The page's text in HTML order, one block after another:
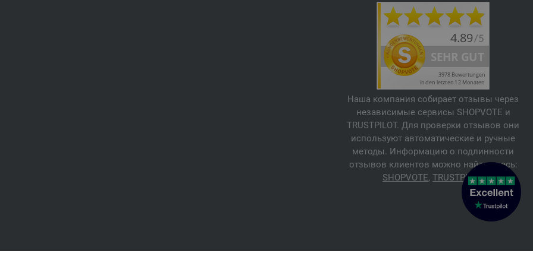
Наша компания собирает отзывы через
независимые сервисы SHOPVOTE и
TRUSTPILOT. Для проверки отзывов они
используют автоматические и ручные
методы. Информацию о подлинности
отзывов клиентов можно найти здесь:
SHOPVOTE, TRUSTPILOT